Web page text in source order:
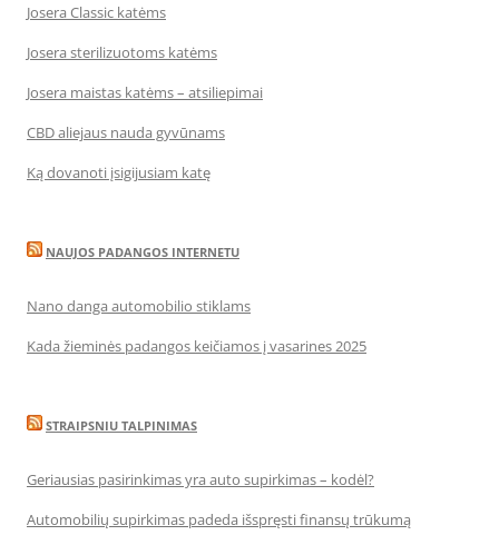
Josera Classic katėms
Josera sterilizuotoms katėms
Josera maistas katėms – atsiliepimai
CBD aliejaus nauda gyvūnams
Ką dovanoti įsigijusiam katę
NAUJOS PADANGOS INTERNETU
Nano danga automobilio stiklams
Kada žieminės padangos keičiamos į vasarines 2025
STRAIPSNIU TALPINIMAS
Geriausias pasirinkimas yra auto supirkimas – kodėl?
Automobilių supirkimas padeda išspręsti finansų trūkumą